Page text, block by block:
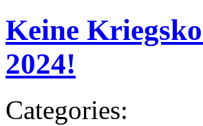
Keine
2024!
Categories: